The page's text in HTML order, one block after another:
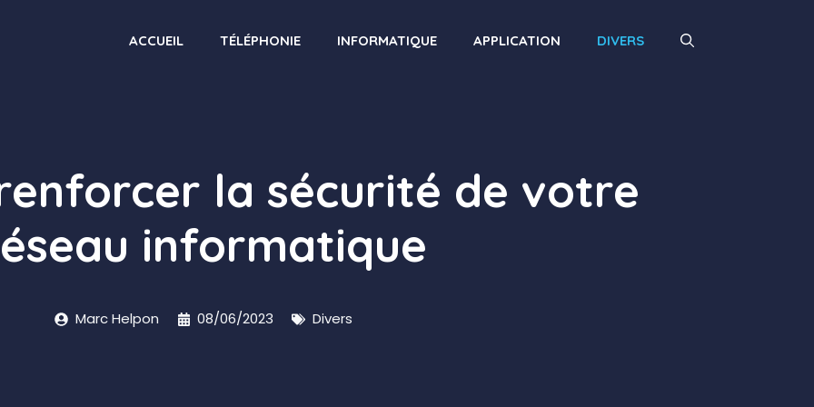
ACCUEIL TÉLÉPHONIE INFORMATIQUE APPLICATION DIVERS
la sécurité de votre
informatique
Marc Helpon 08/06/2023 Divers